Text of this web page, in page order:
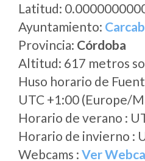
Latitud:
Ayuntamiento:
Provincia: Córdoba
Altitud: 617 metros
Huso horario de
UTC +1:00 (Europe/
Horario de verano :
Horario de invierno :
Webcams : Ver